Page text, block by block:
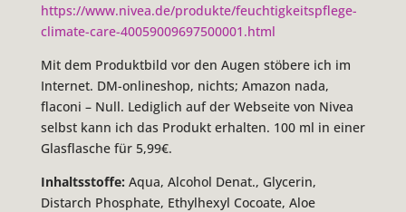
https://www.nivea.de/produkte/feuchtigkeitspflege-
climate-care-40059009697500001.html
Mit dem Produktbild vor den Augen stöbere ich im
Internet. DM-onlineshop, nichts; Amazon nada,
flaconi – Null. Lediglich auf der Webseite von Nivea
selbst kann ich das Produkt erhalten. 100 ml in einer
Glasflasche für 5,99€.
Inhaltsstoffe: Aqua, Alcohol Denat., Glycerin,
Distarch Phosphate, Ethylhexyl Cocoate, Aloe